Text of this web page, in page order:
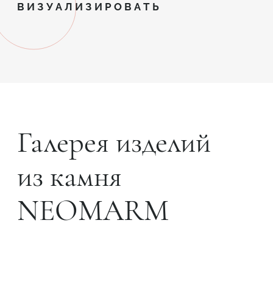
ВИЗУАЛИЗИРОВАТЬ
Галерея изделий
из камня
NEOMARM